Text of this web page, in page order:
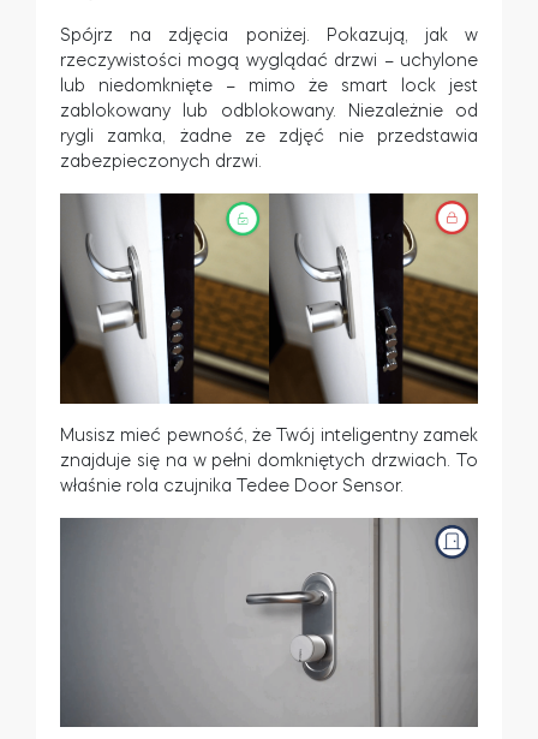
Spójrz na zdjęcia poniżej. Pokazują, jak w
rzeczywistości mogą wyglądać drzwi – uchylone
lub niedomknięte – mimo że smart lock jest
zablokowany lub odblokowany. Niezależnie od
rygli zamka, żadne ze zdjęć nie przedstawia
zabezpieczonych drzwi.
Musisz mieć pewność, że Twój inteligentny zamek
znajduje się na w pełni domkniętych drzwiach. To
właśnie rola czujnika Tedee Door Sensor.